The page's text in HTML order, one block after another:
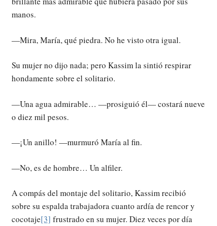
manos.
—Mira, María, qué piedra. No he visto otra igual.
Su mujer no dijo nada; pero Kassim la sintió respirar
hondamente sobre el solitario.
—Una agua admirable… —prosiguió él— costará nueve
o diez mil pesos.
—¡Un anillo! —murmuró María al fin.
—No, es de hombre… Un alfiler.
A compás del montaje del solitario, Kassim recibió
sobre su espalda trabajadora cuanto ardía de rencor y
cocotaje[3] frustrado en su mujer. Diez veces por día